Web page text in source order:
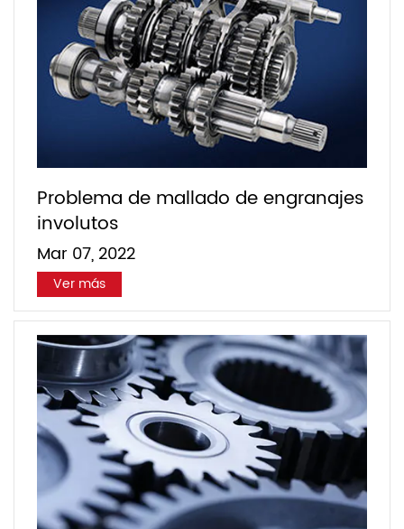
Problema de mallado de engranajes
involutos
Mar 07, 2022
Ver más